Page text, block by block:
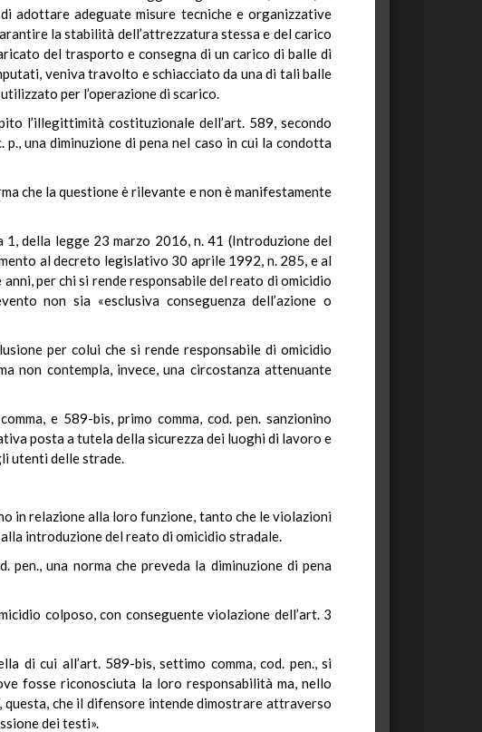
adottare adeguate misure tecniche e organizzative
la stabilità dell’attrezzatura stessa e del carico
del trasporto e consegna di un carico di balle di
veniva travolto e schiacciato da una di tali balle
per l’operazione di scarico.
l’illegittimità costituzionale dell’art. 589, secondo
p., una diminuzione di pena nel caso in cui la condotta
che la questione è rilevante e non è manifestamente
della legge 23 marzo 2016, n. 41 (Introduzione del
al decreto legislativo 30 aprile 1992, n. 285, e al
per chi si rende responsabile del reato di omicidio
non sia «esclusiva conseguenza dell’azione o
per colui che si rende responsabile di omicidio
non contempla, invece, una circostanza attenuante
e 589-bis, primo comma, cod. pen. sanzionino
posta a tutela della sicurezza dei luoghi di lavoro e
utenti delle strade.
in relazione alla loro funzione, tanto che le violazioni
alla introduzione del reato di omicidio stradale.
pen., una norma che preveda la diminuzione di pena
colposo, con conseguente violazione dell’art. 3
di cui all’art. 589-bis, settimo comma, cod. pen., si
fosse riconosciuta la loro responsabilità ma, nello
che il difensore intende dimostrare attraverso
dei testi».